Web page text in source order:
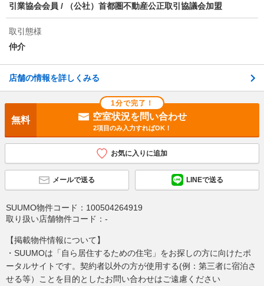
詳細について
問い合わせ
間取り・設備を
問い合わせ
引業協会会員 / （公社）首都圏不動産公正取引協議会加盟
取引態様
仲介
店舗の情報を詳しくみる
1分で完了！
無料 空室状況を問い合わせ
2項目のみ入力すればOK！
お気に入りに追加
メールで送る LINEで送る
SUUMO物件コード： 100504264919
取り扱い店舗物件コード： -
【掲載物件情報について】
・SUUMOは「自ら居住するための住宅」をお探しの方に向けたポ
ータルサイトです。契約者以外の方が使用する(例：第三者に宿泊さ
せる等）ことを目的としたお問い合わせはご遠慮ください